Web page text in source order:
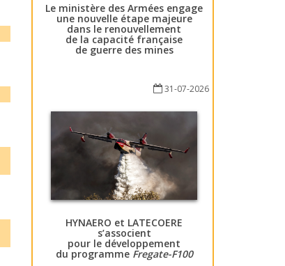
Le ministère des Armées engage
une nouvelle étape majeure
dans le renouvellement
de la capacité française
de guerre des mines
31-07-2026
HYNAERO et LATECOERE
s’associent
pour le développement
du programme Fregate-F100